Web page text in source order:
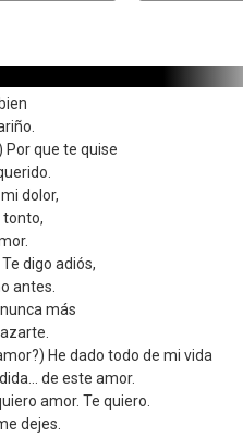
Por que te quise
dolor,
tonto,
digo adiós,
antes.
más
He dado todo de mi vida
de este amor.
amor. Te quiero.
dejes.